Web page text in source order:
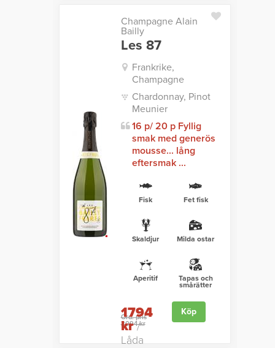
Champagne Alain
Bailly
Les 87
Frankrike,
Champagne
Chardonnay, Pinot
Meunier
16 p/ 20 p Fyllig
smak med generös
mousse... lång
eftersmak ...
Fisk Fet fisk
Skaldjur Milda ostar
Aperitif Tapas och
smårätter
Ord. pris
2094 kr
1794
kr/
Låda
Köp